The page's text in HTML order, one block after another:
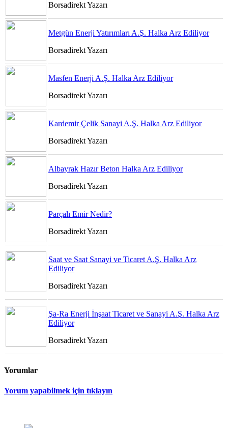
Borsadirekt Yazarı
Metgün Enerji Yatırımları A.Ş. Halka Arz Ediliyor
Borsadirekt Yazarı
Masfen Enerji A.Ş. Halka Arz Ediliyor
Borsadirekt Yazarı
Kardemir Çelik Sanayi A.Ş. Halka Arz Ediliyor
Borsadirekt Yazarı
Albayrak Hazır Beton Halka Arz Ediliyor
Borsadirekt Yazarı
Parçalı Emir Nedir?
Borsadirekt Yazarı
Saat ve Saat Sanayi ve Ticaret A.Ş. Halka Arz
Ediliyor
Borsadirekt Yazarı
Şa-Ra Enerji İnşaat Ticaret ve Sanayi A.Ş. Halka Arz
Ediliyor
Borsadirekt Yazarı
Yorumlar
Yorum yapabilmek için tıklayın